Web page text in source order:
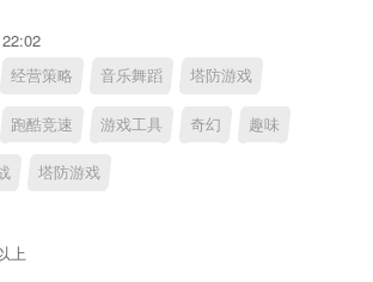
经营策略 音乐舞蹈 塔防游戏
跑酷竞速 游戏工具 奇幻 趣味
塔防游戏
上